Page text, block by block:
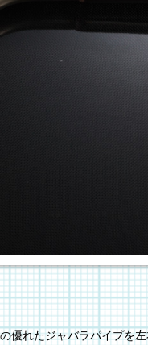
優れたジャバラパイプを